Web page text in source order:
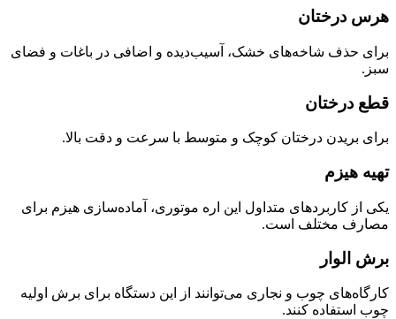
هرس درختان
برای حذف شاخه‌های خشک، آسیب‌دیده و اضافی در باغات و فضای
سبز.
قطع درختان
برای بریدن درختان کوچک و متوسط با سرعت و دقت بالا.
تهیه هیزم
یکی از کاربردهای متداول این اره موتوری، آماده‌سازی هیزم برای
مصارف مختلف است.
برش الوار
کارگاه‌های چوب و نجاری می‌توانند از این دستگاه برای برش اولیه
چوب استفاده کنند.